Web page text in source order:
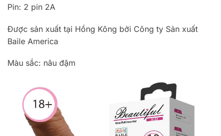
Pin: 2 pin 2A
Được sản xuất tại Hồng Kông bởi Công ty Sản xuất
Baile America
Màu sắc: nâu đậm